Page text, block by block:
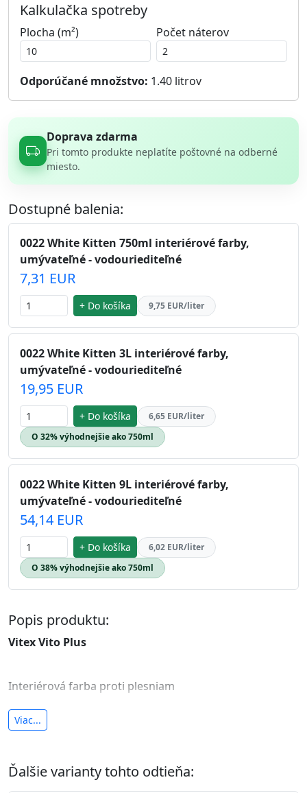
Kalkulačka spotreby
Plocha (m²) Počet náterov
Odporúčané množstvo: 1.40 litrov
Doprava zdarma
Pri tomto produkte neplatíte poštovné na odberné
miesto.
Dostupné balenia:
0022 White Kitten 750ml interiérové farby,
umývateľné - vodouriediteľné
7,31 EUR
+ Do košíka 9,75 EUR/liter
0022 White Kitten 3L interiérové farby,
umývateľné - vodouriediteľné
19,95 EUR
+ Do košíka
6,65 EUR/liter
O 32% výhodnejšie ako 750ml
0022 White Kitten 9L interiérové farby,
umývateľné - vodouriediteľné
54,14 EUR
+ Do košíka
6,02 EUR/liter
O 38% výhodnejšie ako 750ml
Popis produktu:
Vitex Vito Plus
Interiérová farba proti plesniam
antibakteriálna a umývateľná
Je interiérová protiplesňová farba s iónmi
Vďaka svojmu špeciálnemu zloženiu
Viac...
Ďalšie varianty tohto odtieňa: